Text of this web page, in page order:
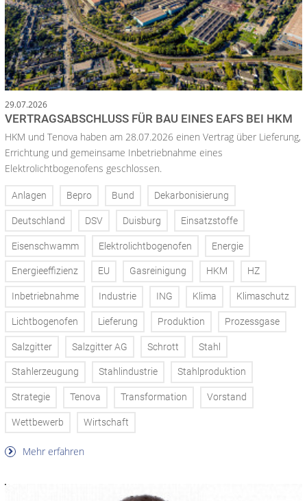
29.07.2026
VERTRAGSABSCHLUSS FÜR BAU EINES EAFS BEI HKM
HKM und Tenova haben am 28.07.2026 einen Vertrag über Lieferung,
Errichtung und gemeinsame Inbetriebnahme eines
Elektrolichtbogenofens geschlossen.
Anlagen Bepro Bund Dekarbonisierung
Deutschland DSV Duisburg Einsatzstoffe
Eisenschwamm Elektrolichtbogenofen Energie
Energieeffizienz EU Gasreinigung HKM HZ
Inbetriebnahme Industrie ING Klima Klimaschutz
Lichtbogenofen Lieferung Produktion Prozessgase
Salzgitter Salzgitter AG Schrott Stahl
Stahlerzeugung Stahlindustrie Stahlproduktion
Strategie Tenova Transformation Vorstand
Wettbewerb Wirtschaft
Mehr erfahren